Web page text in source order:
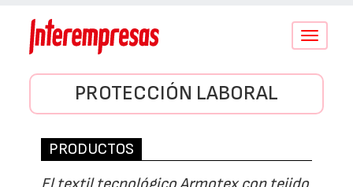
Conmutar
PROTECCIÓN LABORAL
PRODUCTOS